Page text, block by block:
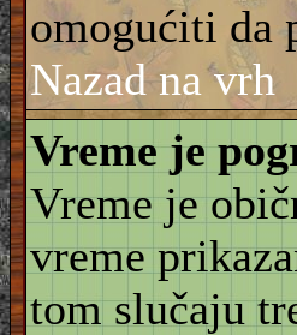
omogućiti da
Nazad na vrh
Vreme je
Vreme je
vreme
tom slučaju